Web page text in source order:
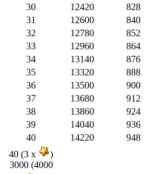
30
12420 828
31
12600 840
32
12780 852
33
12960 864
34
13140 876
35
13320 888
36
13500 900
37
13680 912
38
13860 924
39
14040 936
40
14220 948
40 (3 x
)
3000 (4000